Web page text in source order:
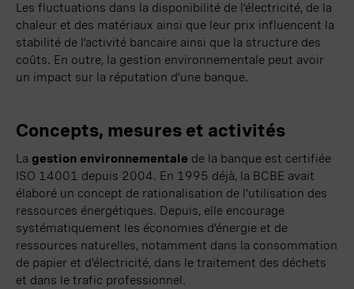
Les fluctuations dans la disponibilité de l’électricité, de la
chaleur et des matériaux ainsi que leur prix influencent la
stabilité de l’activité bancaire ainsi que la structure des
coûts. En outre, la gestion environnementale peut avoir
un impact sur la réputation d’une banque.
Concepts, mesures et activités
La gestion environnementale de la banque est certifiée
ISO 14001 depuis 2004. En 1995 déjà, la BCBE avait
élaboré un concept de rationalisation de l’utilisation des
ressources énergétiques. Depuis, elle encourage
systématiquement les économies d’énergie et de
ressources naturelles, notamment dans la consommation
de papier et d’électricité, dans le traitement des déchets
et dans le trafic professionnel.